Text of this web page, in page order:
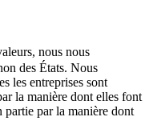
nous nous
des États. Nous
les entreprises sont
la manière dont elles font
partie par la manière dont